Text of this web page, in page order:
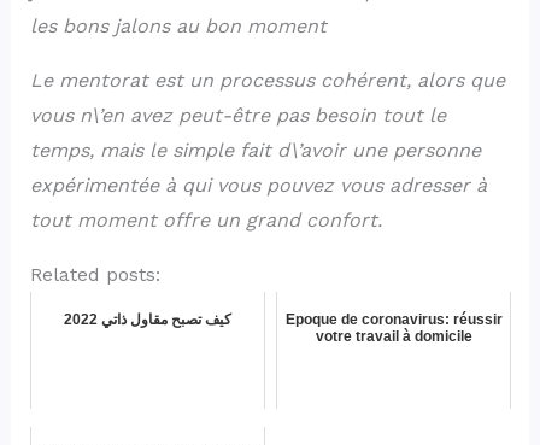
les bons jalons au bon moment
Le mentorat est un processus cohérent, alors que
vous n\’en avez peut-être pas besoin tout le
temps, mais le simple fait d\’avoir une personne
expérimentée à qui vous pouvez vous adresser à
tout moment offre un grand confort.
Related posts:
2022 كيف تصبح مقاول ذاتي
Epoque de coronavirus: réussir
votre travail à domicile